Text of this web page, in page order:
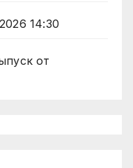
14:30
от